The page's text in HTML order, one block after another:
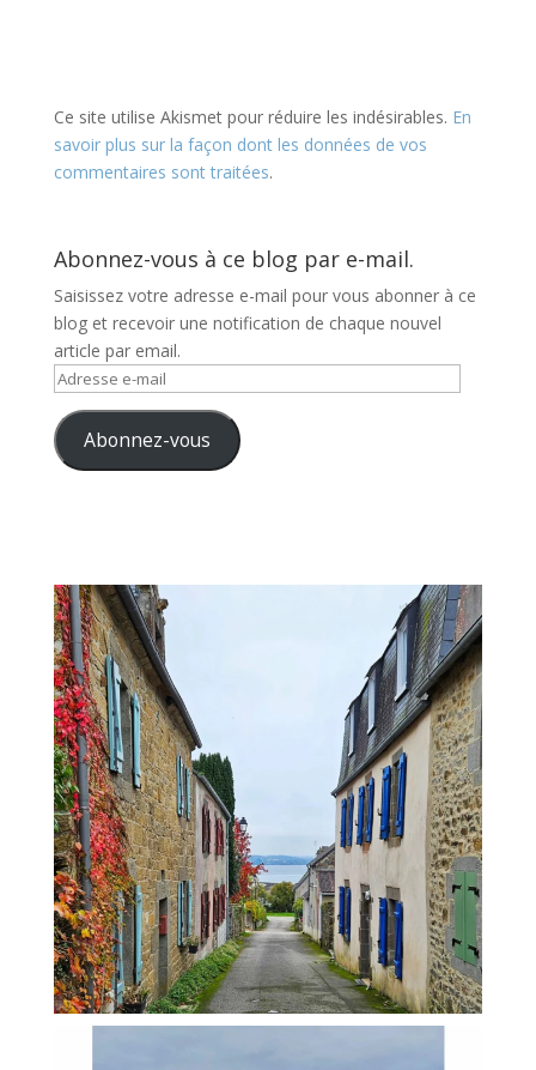
Ce site utilise Akismet pour réduire les indésirables. En
savoir plus sur la façon dont les données de vos
commentaires sont traitées.
Abonnez-vous à ce blog par e-mail.
Saisissez votre adresse e-mail pour vous abonner à ce
blog et recevoir une notification de chaque nouvel
article par email.
Adresse
mail Abonnez-vous